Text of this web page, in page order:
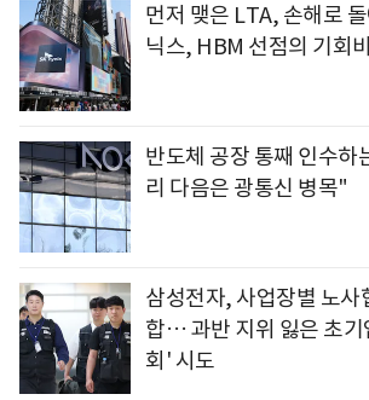
먼저 맺은 LTA, 손해로
닉스, HBM 선점의 기회
반도체 공장 통째 인수
리 다음은 광통신 병목"
삼성전자, 사업장별 노사
합… 과반 지위 잃은 초기
회' 시도